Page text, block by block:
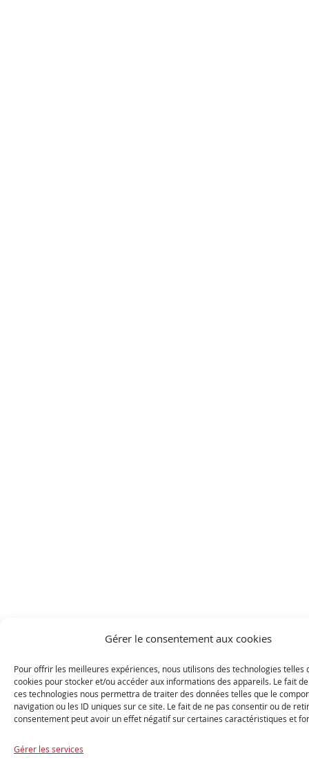
Gérer le consentement aux cookies
Pour offrir les meilleures expériences, nous utilisons des technologies telles
cookies pour stocker et/ou accéder aux informations des appareils. Le fait
ces technologies nous permettra de traiter des données telles que le
navigation ou les ID uniques sur ce site. Le fait de ne pas consentir ou de
consentement peut avoir un effet négatif sur certaines caractéristiques et
Gérer les services